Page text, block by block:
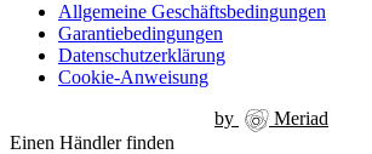
Allgemeine Geschäftsbedingungen
Garantiebedingungen
Datenschutzerklärung
Cookie-Anweisung
by
Meriad
Einen Händler finden